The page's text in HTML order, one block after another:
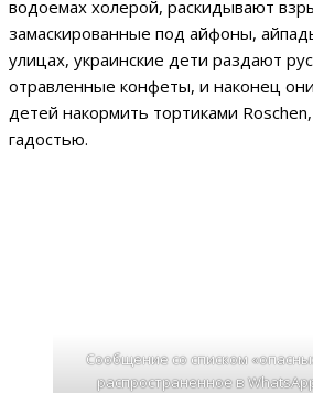
водоемах холерой, раскидывают
замаскированные под айфоны,
улицах, украинские дети раздают
отравленные конфеты, и наконец
детей накормить тортиками
гадостью.
Сообщение со списком
распространенное в